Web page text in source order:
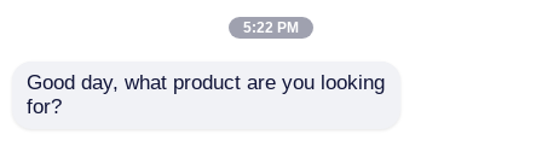
Machine de test
Testeur de pellicule
5:22 PM
Good day, what product are you looking
for?